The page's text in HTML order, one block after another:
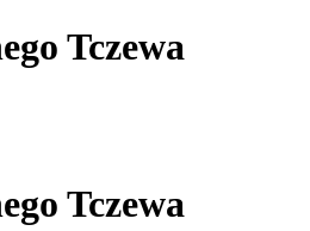
Tczewa
Tczewa